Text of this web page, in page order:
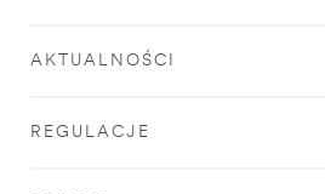
AKTUALNOŚCI
REGULACJE